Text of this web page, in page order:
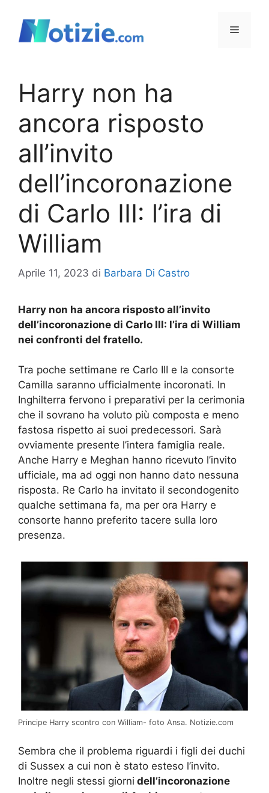
contenuto
Menu
Harry non ha
ancora risposto
all’invito
dell’incoronazione
di Carlo III: l’ira di
William
Aprile 11, 2023 di Barbara Di Castro
Harry non ha ancora risposto all’invito
dell’incoronazione di Carlo III: l’ira di William
nei confronti del fratello.
Tra poche settimane re Carlo III e la consorte
Camilla saranno ufficialmente incoronati. In
Inghilterra fervono i preparativi per la cerimonia
che il sovrano ha voluto più composta e meno
fastosa rispetto ai suoi predecessori. Sarà
ovviamente presente l’intera famiglia reale.
Anche Harry e Meghan hanno ricevuto l’invito
ufficiale, ma ad oggi non hanno dato nessuna
risposta. Re Carlo ha invitato il secondogenito
qualche settimana fa, ma per ora Harry e
consorte hanno preferito tacere sulla loro
presenza.
Principe Harry scontro con William- foto Ansa. Notizie.com
Sembra che il problema riguardi i figli dei duchi
di Sussex a cui non è stato esteso l’invito.
Inoltre negli stessi giorni dell’incoronazione